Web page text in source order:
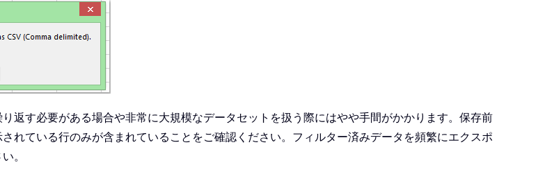
返す必要がある場合や非常に大規模なデータセットを扱う際にはやや手間がかかります。保存前
れている行のみが含まれていることをご確認ください。フィルター済みデータを頻繁にエクスポ
。